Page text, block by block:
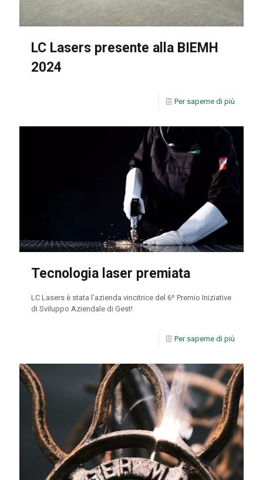
LC Lasers presente alla BIEMH
2024
Per saperne di più
Tecnologia laser premiata
LC Lasers è stata l’azienda vincitrice del 6º Premio Iniziative
di Sviluppo Aziendale di Gest!
Per saperne di più